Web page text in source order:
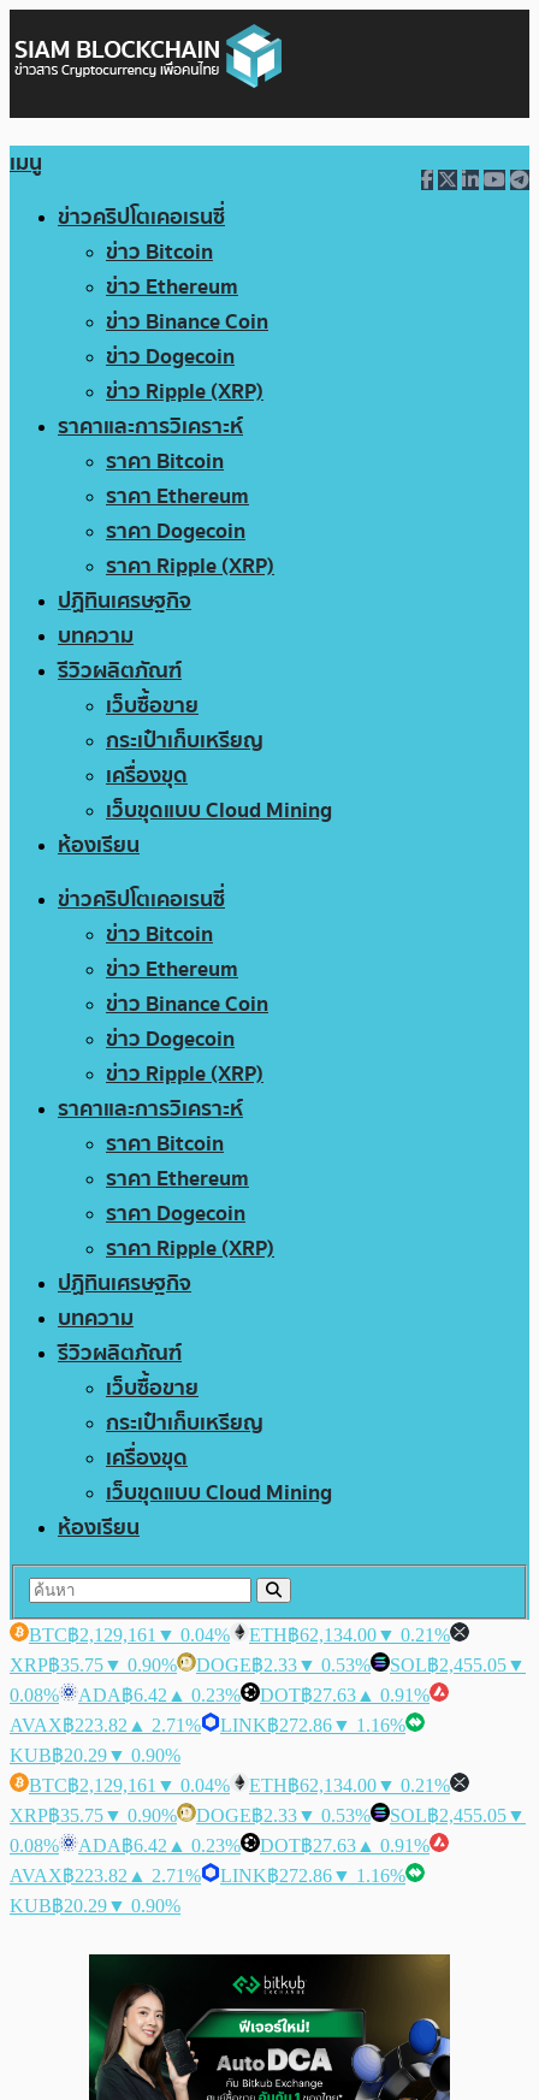
เมนู
ข่าวคริปโตเคอเรนซี่
ข่าว Bitcoin
ข่าว Ethereum
ข่าว Binance Coin
ข่าว Dogecoin
ข่าว Ripple (XRP)
ราคาและการวิเคราะห์
ราคา Bitcoin
ราคา Ethereum
ราคา Dogecoin
ราคา Ripple (XRP)
ปฏิทินเศรษฐกิจ
บทความ
รีวิวผลิตภัณฑ์
เว็บซื้อขาย
กระเป๋าเก็บเหรียญ
เครื่องขุด
เว็บขุดแบบ Cloud Mining
ห้องเรียน
ข่าวคริปโตเคอเรนซี่
ข่าว Bitcoin
ข่าว Ethereum
ข่าว Binance Coin
ข่าว Dogecoin
ข่าว Ripple (XRP)
ราคาและการวิเคราะห์
ราคา Bitcoin
ราคา Ethereum
ราคา Dogecoin
ราคา Ripple (XRP)
ปฏิทินเศรษฐกิจ
บทความ
รีวิวผลิตภัณฑ์
เว็บซื้อขาย
กระเป๋าเก็บเหรียญ
เครื่องขุด
เว็บขุดแบบ Cloud Mining
ห้องเรียน
BTC฿2,129,161 ▼ 0.04% ETH฿62,134.00▼ 0.21%
XRP฿35.75▼ 0.90% DOGE฿2.33▼ 0.53% SOL฿2,455.05▼
0.08%
ADA฿6.42 ▲ 0.23% DOT฿27.63 ▲ 0.91%
AVAX฿223.82 ▲ 2.71% LINK฿272.86▼ 1.16%
KUB฿20.29▼ 0.90%
BTC฿2,129,161 ▼ 0.04% ETH฿62,134.00▼ 0.21%
XRP฿35.75▼ 0.90% DOGE฿2.33▼ 0.53% SOL฿2,455.05▼
0.08%
ADA฿6.42 ▲ 0.23% DOT฿27.63 ▲ 0.91%
AVAX฿223.82 ▲ 2.71% LINK฿272.86▼ 1.16%
KUB฿20.29▼ 0.90%